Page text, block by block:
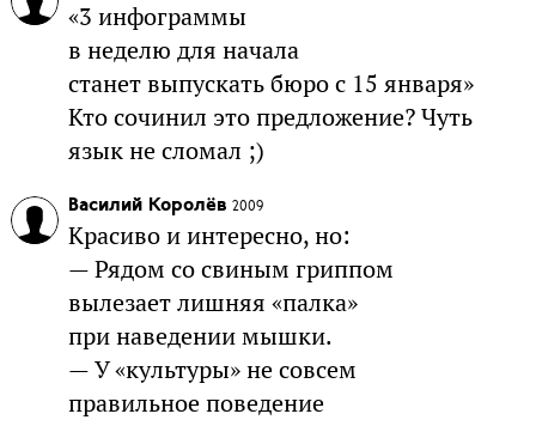
«3 инфограммы
в неделю для начала
станет выпускать бюро с 15 января»
Кто сочинил это предложение? Чуть
язык не сломал ;)
Василий Королёв 2009
Красиво и интересно, но:
— Рядом со свиным гриппом
вылезает лишняя «палка»
при наведении мышки.
— У «культуры» не совсем
правильное поведение